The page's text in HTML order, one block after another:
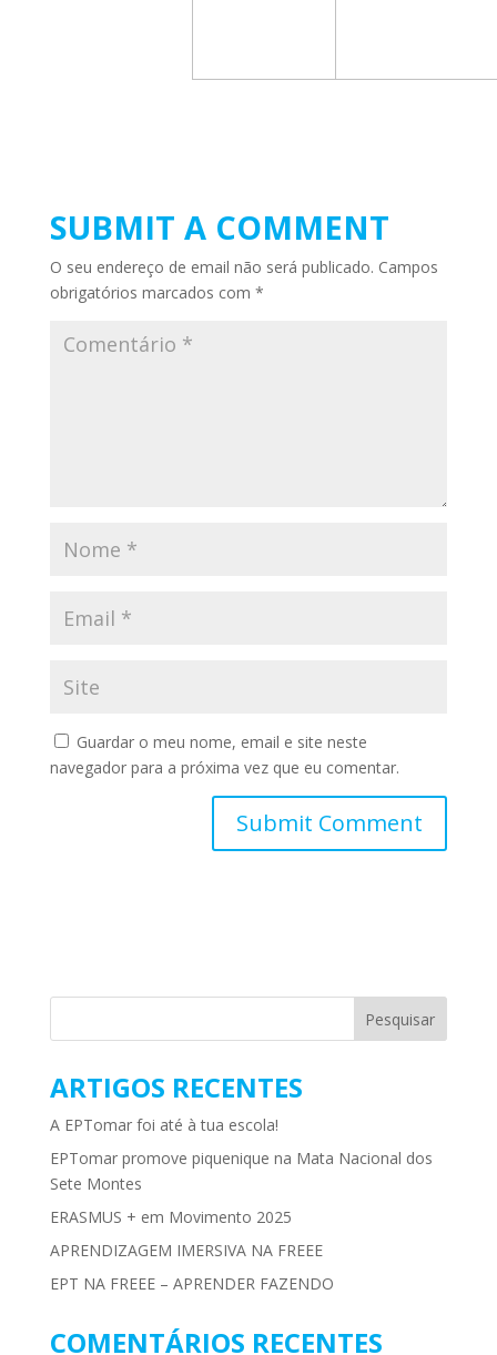
SUBMIT A COMMENT
O seu endereço de email não será publicado. Campos
obrigatórios marcados com *
Guardar o meu nome, email e site neste
navegador para a próxima vez que eu comentar.
ARTIGOS RECENTES
A EPTomar foi até à tua escola!
EPTomar promove piquenique na Mata Nacional dos
Sete Montes
ERASMUS + em Movimento 2025
APRENDIZAGEM IMERSIVA NA FREEE
EPT NA FREEE – APRENDER FAZENDO
COMENTÁRIOS RECENTES